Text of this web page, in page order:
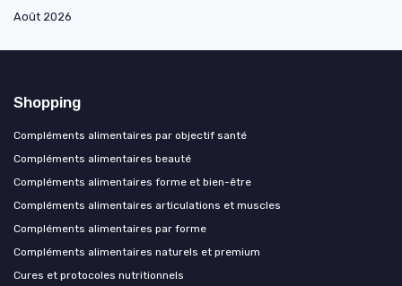
Août 2026
Shopping
Compléments alimentaires par objectif santé
Compléments alimentaires beauté
Compléments alimentaires forme et bien-être
Compléments alimentaires articulations et muscles
Compléments alimentaires par forme
Compléments alimentaires naturels et premium
Cures et protocoles nutritionnels